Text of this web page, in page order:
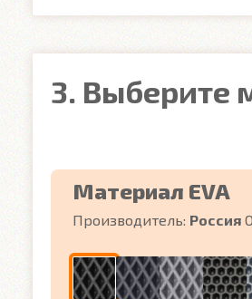
3. Выберите
Материал EVA
Производитель: Россия